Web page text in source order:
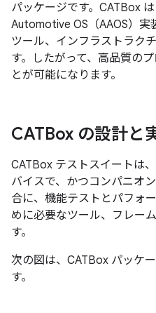
パッケージです。CATBox
Automotive OS（AAOS）実
ツール、インフラストラク
す。したがって、高品質の
とが可能になります。
CATBox の設計と
CATBox テストスイートは
バイスで、かつコンパニオ
合に、機能テストとパフォ
めに必要なツール、フレー
す。
次の図は、CATBox パッケ
す。